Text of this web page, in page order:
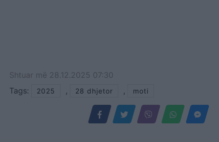
Shtuar më 28.12.2025 07:30
Tags:
2025 , 28 dhjetor , moti